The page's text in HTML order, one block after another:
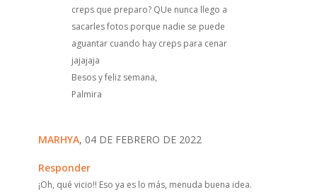
creps que preparo? QUe nunca llego a
sacarles fotos porque nadie se puede
aguantar cuando hay creps para cenar
jajajaja
Besos y feliz semana,
Palmira
MARHYA, 04 DE FEBRERO DE 2022
Responder
¡Oh, qué vicio!! Eso ya es lo más, menuda buena idea.